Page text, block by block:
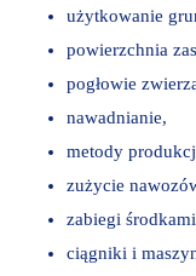
użytkowanie
powierzchnia
pogłowie
nawadnianie,
metody
zużycie
zabiegi
ciągniki i